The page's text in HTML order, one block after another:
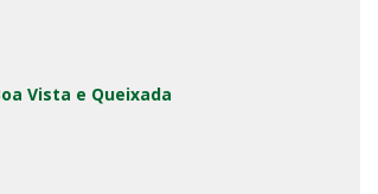
Vista e Queixada